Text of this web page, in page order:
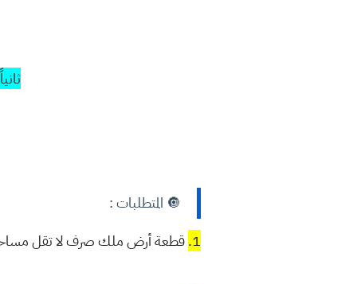
🔘 المتطلبات :
1. قطعة أرض ملك صرف لا تقل مساحتها